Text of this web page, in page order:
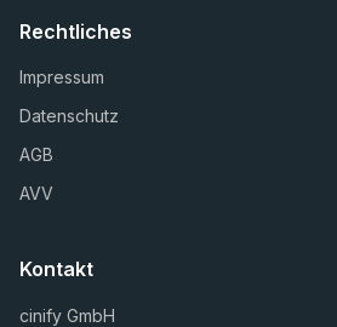
Rechtliches
Impressum
Datenschutz
AGB
AVV
Kontakt
cinify GmbH